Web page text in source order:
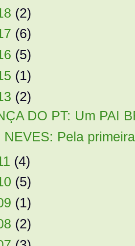
(2)
(6)
(5)
(1)
(2)
DO PT: Um PAI
NEVES: Pela
(4)
(5)
(1)
(2)